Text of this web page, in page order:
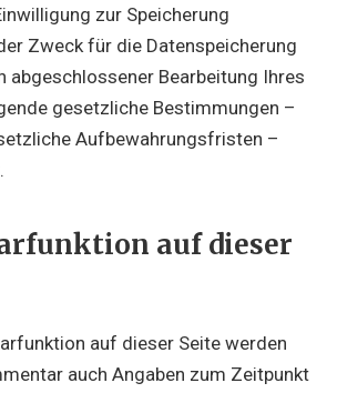
zur Speicherung
Zweck für die Datenspeicherung
abgeschlossener Bearbeitung Ihres
gesetzliche Bestimmungen –
Aufbewahrungsfristen –
auf dieser
auf dieser Seite werden
auch Angaben zum Zeitpunkt